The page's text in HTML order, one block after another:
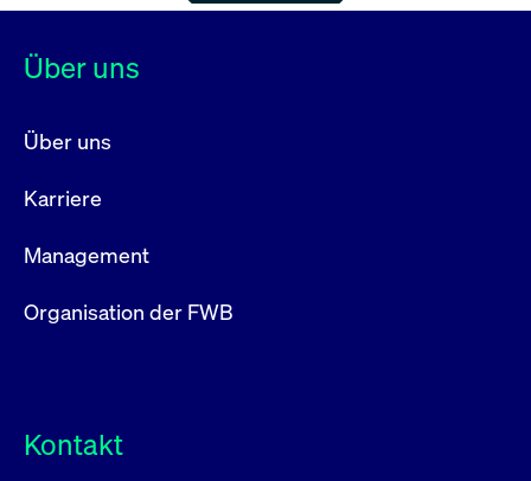
Über uns
Über uns
Karriere
Management
Organisation der FWB
Kontakt